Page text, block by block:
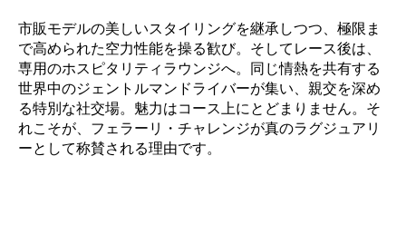
市販モデルの美しいスタイリングを継承しつつ、極限ま
で高められた空力性能を操る歓び。そしてレース後は、
専用のホスピタリティラウンジへ。同じ情熱を共有する
世界中のジェントルマンドライバーが集い、親交を深め
る特別な社交場。魅力はコース上にとどまりません。そ
れこそが、フェラーリ・チャレンジが真のラグジュアリ
ーとして称賛される理由です。